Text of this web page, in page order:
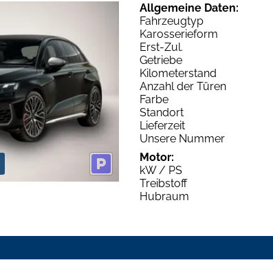
Allgemeine Daten:
Fahrzeugtyp
Karosserieform
Erst-Zul.
Getriebe
Kilometerstand
Anzahl der Türen
Farbe
Standort
Lieferzeit
Unsere Nummer
Motor:
kW / PS
Treibstoff
Hubraum